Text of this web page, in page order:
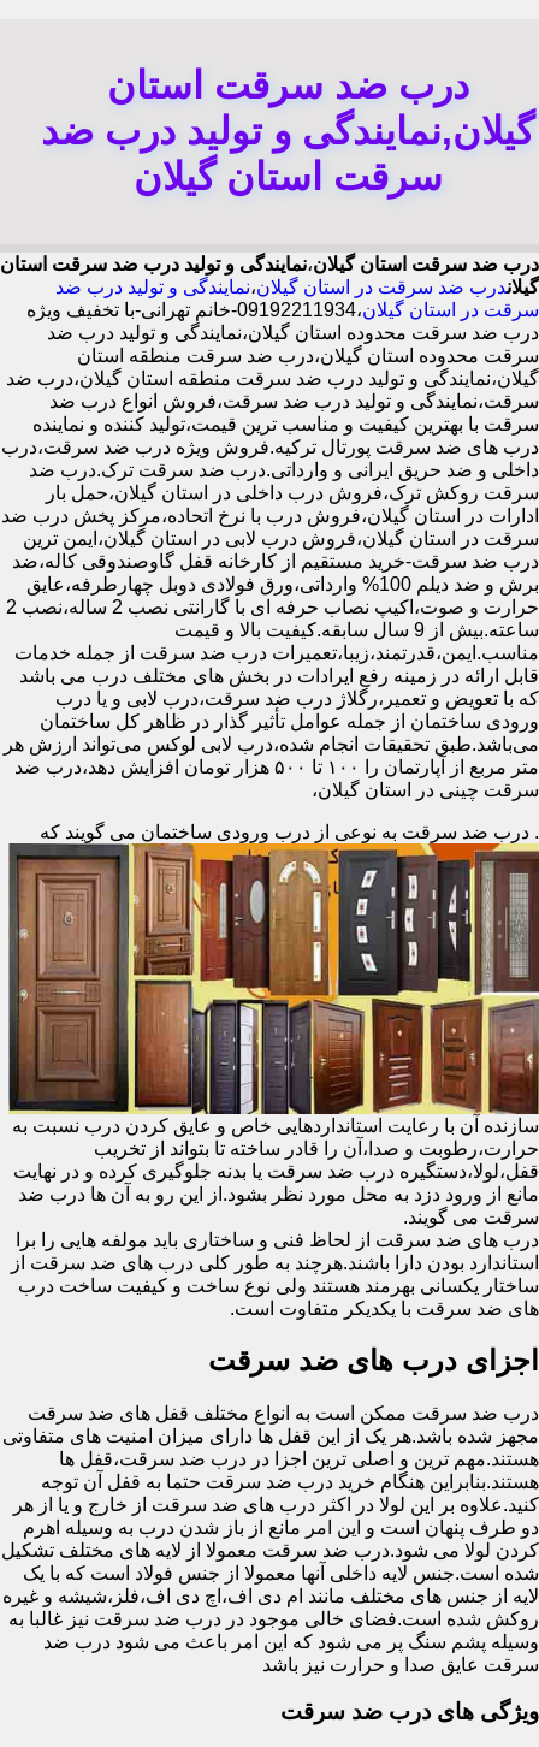
درب ضد سرقت استان
گیلان,نمایندگی و تولید درب ضد
سرقت استان گیلان
درب ضد سرقت استان گیلان،نمایندگی و تولید درب ضد سرقت استان
گیلاندرب ضد سرقت در استان گیلان،نمایندگی و تولید درب ضد
سرقت در استان گیلان
،09192211934-خانم تهرانی-با تخفیف ویژه
درب ضد سرقت محدوده استان گیلان،نمایندگی و تولید درب ضد
سرقت محدوده استان گیلان،درب ضد سرقت منطقه استان
گیلان،نمایندگی و تولید درب ضد سرقت منطقه استان گیلان،درب ضد
سرقت،نمایندگی و تولید درب ضد سرقت،فروش انواع درب ضد
سرقت با بهترین کیفیت و مناسب ترین قیمت،تولید کننده و نماینده
درب های ضد سرقت پورتال ترکیه.فروش ویژه درب ضد سرقت،درب
داخلی و ضد حریق ایرانی و وارداتی.درب ضد سرقت ترک.درب ضد
سرقت روکش ترک،فروش درب داخلی در استان گیلان،حمل بار
ادارات در استان گیلان،فروش درب با نرخ اتحاده،مرکز پخش درب ضد
سرقت در استان گیلان،فروش درب لابی در استان گیلان،ایمن ترین
درب ضد سرقت-خرید مستقیم از کارخانه قفل گاوصندوقی کاله،ضد
برش و ضد دیلم 100% وارداتی،ورق فولادی دوبل چهارطرفه،عایق
حرارت و صوت،اکیپ نصاب حرفه ای با گارانتی نصب 2 ساله،نصب 2
ساعته.بیش از 9 سال سابقه.کیفیت بالا و قیمت
مناسب.ایمن،قدرتمند،زیبا،تعمیرات درب ضد سرقت از جمله خدمات
قابل ارائه در زمینه رفع ایرادات در بخش های مختلف درب می باشد
که با تعویض و تعمیر،رگلاژ درب ضد سرقت،درب لابی و یا درب
ورودی ساختمان از جمله عوامل تأثیر گذار در ظاهر کل ساختمان
می‌باشد.طبق تحقیقات انجام شده،درب لابی لوکس می‌تواند ارزش هر
متر مربع از آپارتمان را ۱۰۰ تا ۵۰۰ هزار تومان افزایش دهد،درب ضد
سرقت چینی در استان گیلان،
. درب ضد سرقت به نوعی از درب ورودی ساختمان می گویند که
سازنده آن با رعایت استانداردهایی خاص و عایق کردن درب نسبت به
حرارت،رطوبت و صدا،آن را قادر ساخته تا بتواند از تخریب
قفل،لولا،دستگیره درب ضد سرقت یا بدنه جلوگیری کرده و در نهایت
مانع از ورود دزد به محل مورد نظر بشود.از این رو به آن ها درب ضد
سرقت می گویند.
درب های ضد سرقت از لحاظ فنی و ساختاری باید مولفه هایی را برا
استاندارد بودن دارا باشند.هرچند به طور کلی درب های ضد سرقت از
ساختار یکسانی بهرمند هستند ولی نوع ساخت و کیفیت ساخت درب
های ضد سرقت با یکدیکر متفاوت است.
اجزای درب های ضد سرقت
درب ضد سرقت ممکن است به انواع مختلف قفل های ضد سرقت
مجهز شده باشد.هر یک از این قفل ها دارای میزان امنیت های متفاوتی
هستند.مهم ترین و اصلی ترین اجزا در درب ضد سرقت،قفل ها
هستند.بنابراین هنگام خرید درب ضد سرقت حتما به قفل آن توجه
کنید.علاوه بر این لولا در اکثر درب های ضد سرقت از خارج و یا از هر
دو طرف پنهان است و این امر مانع از باز شدن درب به وسیله اهرم
کردن لولا می شود.درب ضد سرقت معمولا از لایه های مختلف تشکیل
شده است.جنس لایه داخلی آنها معمولا از جنس فولاد است که با یک
لایه از جنس های مختلف مانند ام دی اف،اچ دی اف،فلز،شیشه و غیره
روکش شده است.فضای خالی موجود در درب ضد سرقت نیز غالبا به
وسیله پشم سنگ پر می شود که این امر باعث می شود درب ضد
سرقت عایق صدا و حرارت نیز باشد
ویژگی های درب ضد سرقت